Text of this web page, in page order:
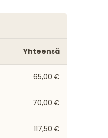
Yhteensä
65,00 €
70,00 €
117,50 €